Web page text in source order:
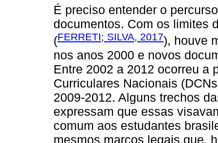
É preciso entender o
documentos. Com os limites
(FERRETI; SILVA, 2017), houve
nos anos 2000 e novos
Entre 2002 a 2012 ocorreu a
Curriculares Nacionais
2009-2012. Alguns trechos
expressam que essas
comum aos estudantes
mesmos marcos legais que,